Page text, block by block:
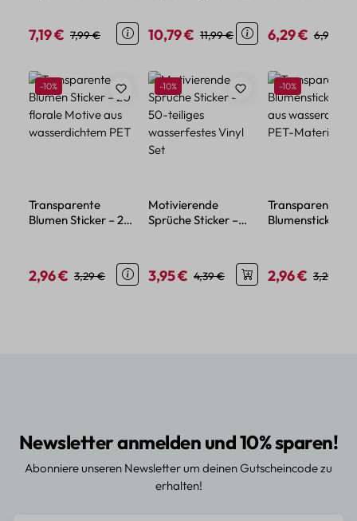
Verkaufspreis:
7,19 € Regulärer Preis:
7,99 €
Himmel, Menschen
Verkaufspreis:
10,79 € Regulärer Preis:
11,99 €
Verkaufspreis:
6,29 € 6,99 €
Produktgalerie überspringen
Rabatt
-10%
Transparente
Blumen Sticker – 20
Verkaufspreis:
2,96 € Regulärer Preis:
3,29 €
Rabatt
-10%
Motivierende
Sprüche Sticker –
Verkaufspreis:
3,95 € Regulärer Preis:
4,39 €
Rabatt
-10%
Transparente
Blumensticker –
Verkaufspreis:
2,96 € 3,29 €
Newsletter anmelden und 10% sparen!
Abonniere unseren Newsletter um deinen Gutscheincode zu
erhalten!